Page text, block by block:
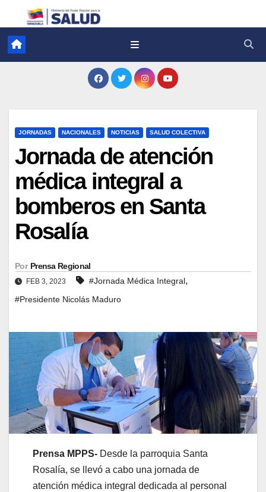
JORNADAS NACIONALES NOTICIAS SALUD COLECTIVA
Jornada de atención
médica integral a
bomberos en Santa
Rosalía
Por Prensa Regional
FEB 3, 2023 #Jornada Médica Integral,
#Presidente Nicolás Maduro
Prensa MPPS- Desde la parroquia Santa
Rosalía, se llevó a cabo una jornada de
atención médica integral dedicada al personal